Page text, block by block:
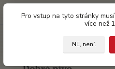
Pro vstup na tyto stránky
více než
NE, není.